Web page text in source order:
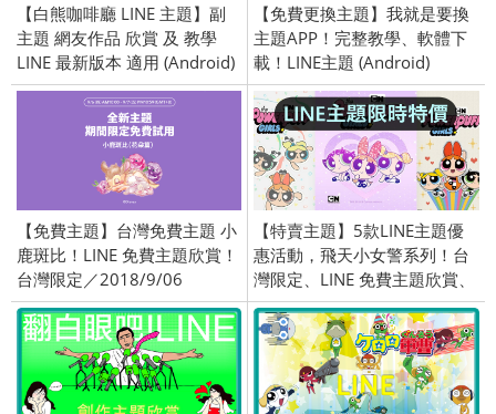
【白熊咖啡廳 LINE 主題】副
主題 網友作品 欣賞 及 教學
LINE 最新版本 適用 (Android)
【免費更換主題】我就是要換
主題APP！完整教學、軟體下
載！LINE主題 (Android)
【免費主題】台灣免費主題 小
鹿斑比！LINE 免費主題欣賞！
台灣限定／2018/9/06
【特賣主題】5款LINE主題優
惠活動，飛天小女警系列！台
灣限定、LINE 免費主題欣賞、
OpenVPN 跨區、2019/03/18